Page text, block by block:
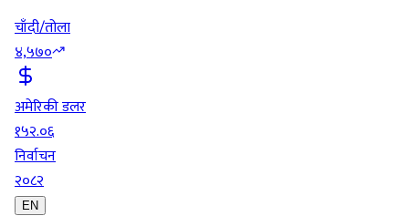
चाँदी/तोला
४,५७०
अमेरिकी डलर
१५२.०६
निर्वाचन
२०८२
EN